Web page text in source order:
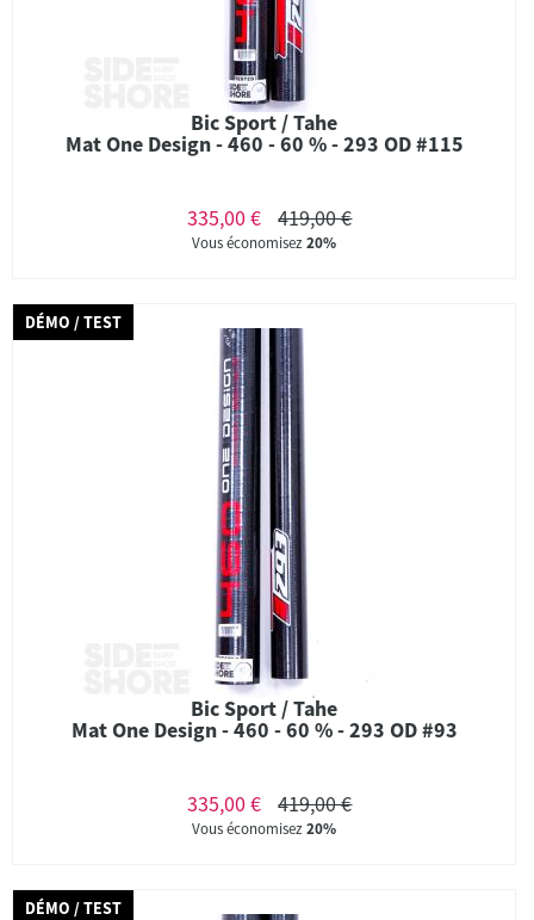
Bic Sport / Tahe
Mat One Design - 460 - 60 % - 293 OD #115
335,00 € 419,00 €
Vous économisez20%
DÉMO / TEST
Bic Sport / Tahe
Mat One Design - 460 - 60 % - 293 OD #93
335,00 € 419,00 €
Vous économisez20%
DÉMO / TEST